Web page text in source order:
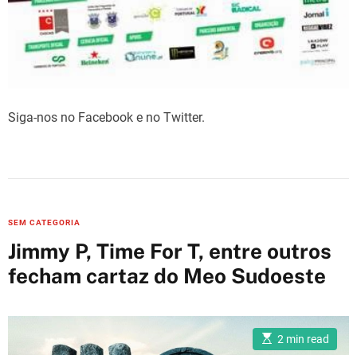
Siga-nos no Facebook e no Twitter.
C
t
e
o
SEM CATEGORIA
Jimmy P, Time For T, entre outros
fecham cartaz do Meo Sudoeste
E
s
2 min read